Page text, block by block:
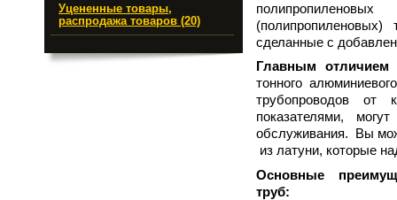
Уцененные товары,
распродажа товаров (20)
сделанные с
Главным отличием
тонного
трубопроводов от
показателями,
обслуживания. Вы
из латуни, которые
Основные
труб: